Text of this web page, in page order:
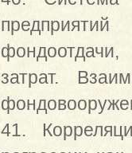
затрат.
41.